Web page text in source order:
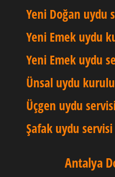
Yeni Doğan uydu
Yeni Emek uydu
Yeni Emek uydu
Ünsal uydu
Üçgen uydu servisi
Şafak uydu servisi
Antalya